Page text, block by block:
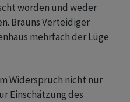
worden und weder
Brauns Verteidiger
mehrfach der Lüge
Widerspruch nicht nur
Einschätzung des